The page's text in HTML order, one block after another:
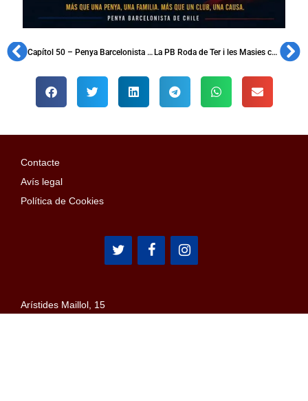
Capítol 50 – Penya Barcelonista d’Arenys de Munt. Fundada l’any 1968 La PB Roda de Ter i les Masies celebra el seu 37è aniversari i homenatja Isidre Costa
Contacte
Avís legal
Política de Cookies
Arístides Maillol, 15